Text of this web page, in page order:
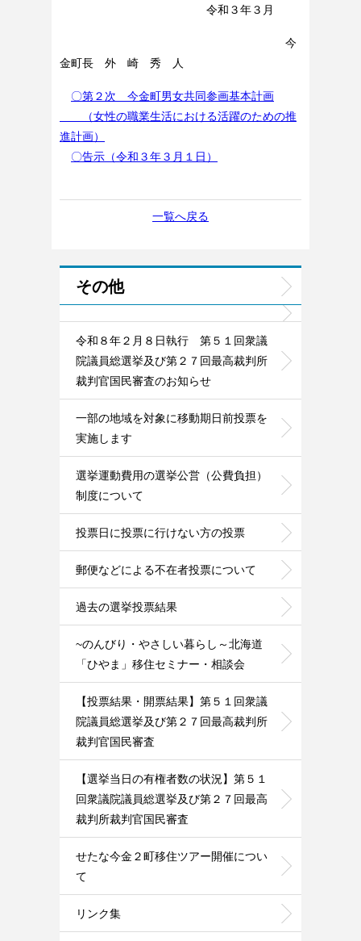
令和３年３月
今
金町長 外 崎 秀 人
〇第２次 今金町男女共同参画基本計画
（女性の職業生活における活躍のための推
進計画）
〇告示（令和３年３月１日）
一覧へ戻る
その他
令和８年２月８日執行 第５１回衆議
院議員総選挙及び第２７回最高裁判所
裁判官国民審査のお知らせ
一部の地域を対象に移動期日前投票を
実施します
選挙運動費用の選挙公営（公費負担）
制度について
投票日に投票に行けない方の投票
郵便などによる不在者投票について
過去の選挙投票結果
~のんびり・やさしい暮らし～北海道
「ひやま」移住セミナー・相談会
【投票結果・開票結果】第５１回衆議
院議員総選挙及び第２７回最高裁判所
裁判官国民審査
【選挙当日の有権者数の状況】第５１
回衆議院議員総選挙及び第２７回最高
裁判所裁判官国民審査
せたな今金２町移住ツアー開催につい
て
リンク集